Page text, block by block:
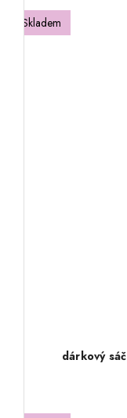
Skladem
dárkový